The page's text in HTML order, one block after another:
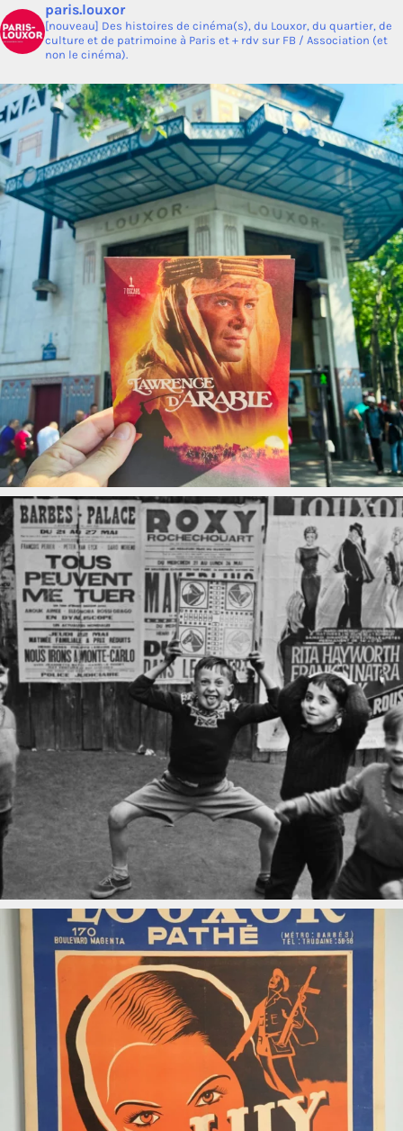
paris.louxor
[nouveau] Des histoires de cinéma(s), du Louxor, du quartier, de
culture et de patrimoine à Paris et + rdv sur FB / Association (et
non le cinéma).